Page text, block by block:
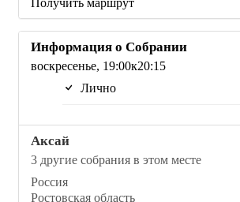
Получить маршрут
Информация о Собрании
воскресенье, 19:00к20:15
Лично
Аксай
3 другие собрания в этом месте
Россия
Ростовская область